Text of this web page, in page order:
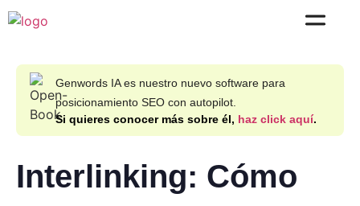
Genwords IA es nuestro nuevo software para
posicionamiento SEO con autopilot.
Si quieres conocer más sobre él, haz click aquí.
Interlinking: Cómo